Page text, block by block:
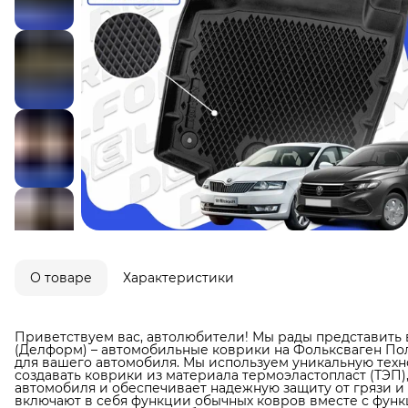
О товаре Характеристики
Приветствуем вас, автолюбители! Мы рады
(Делформ) – автомобильные коврики на Фольксваген
для вашего автомобиля. Мы используем уникальную
создавать коврики из материала термоэластопласт
автомобиля и обеспечивает надежную защиту от грязи
включают в себя функции обычных ковров вместе с